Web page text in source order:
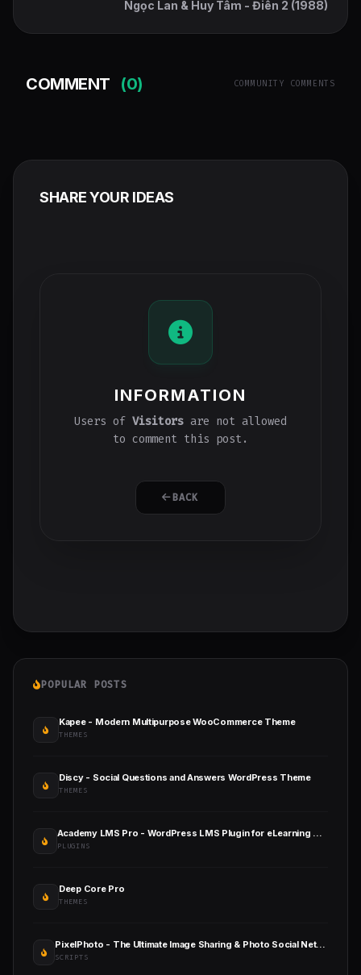
Ngọc Lan & Huy Tâm - Điên 2 (1988)
COMMENT (0) COMMUNITY COMMENTS
SHARE YOUR IDEAS
INFORMATION
Users of Visitors are not allowed
to comment this post.
BACK
POPULAR POSTS
Kapee - Modern Multipurpose WooCommerce Theme
THEMES
Discy - Social Questions and Answers WordPress Theme
THEMES
Academy LMS Pro - WordPress LMS Plugin for eLearning Solution
PLUGINS
Deep Core Pro
THEMES
PixelPhoto - The Ultimate Image Sharing & Photo Social Network Platform
SCRIPTS